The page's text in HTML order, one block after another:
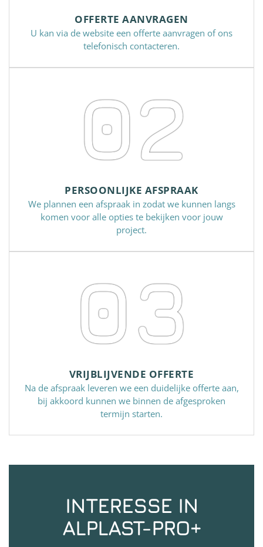
OFFERTE AANVRAGEN
U kan via de website een offerte aanvragen of ons
telefonisch contacteren.
02
PERSOONLIJKE AFSPRAAK
We plannen een afspraak in zodat we kunnen langs
komen voor alle opties te bekijken voor jouw
project.
03
VRIJBLIJVENDE OFFERTE
Na de afspraak leveren we een duidelijke offerte aan,
bij akkoord kunnen we binnen de afgesproken
termijn starten.
INTERESSE IN
ALPLAST-PRO+